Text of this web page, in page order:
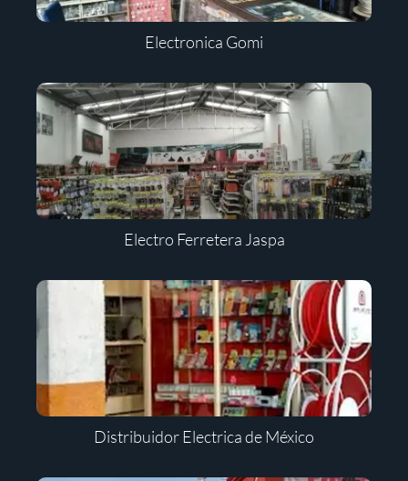
Electronica Gomi
Electro Ferretera Jaspa
Distribuidor Electrica de México